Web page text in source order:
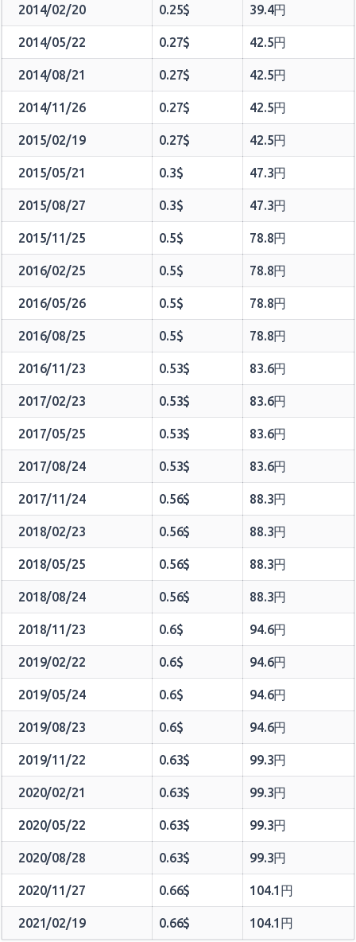
2014/02/20 0.25$ 39.4円
2014/05/22 0.27$ 42.5円
2014/08/21 0.27$ 42.5円
2014/11/26 0.27$ 42.5円
2015/02/19 0.27$ 42.5円
2015/05/21 0.3$ 47.3円
2015/08/27 0.3$ 47.3円
2015/11/25 0.5$ 78.8円
2016/02/25 0.5$ 78.8円
2016/05/26 0.5$ 78.8円
2016/08/25 0.5$ 78.8円
2016/11/23 0.53$ 83.6円
2017/02/23 0.53$ 83.6円
2017/05/25 0.53$ 83.6円
2017/08/24 0.53$ 83.6円
2017/11/24 0.56$ 88.3円
2018/02/23 0.56$ 88.3円
2018/05/25 0.56$ 88.3円
2018/08/24 0.56$ 88.3円
2018/11/23 0.6$ 94.6円
2019/02/22 0.6$ 94.6円
2019/05/24 0.6$ 94.6円
2019/08/23 0.6$ 94.6円
2019/11/22 0.63$ 99.3円
2020/02/21 0.63$ 99.3円
2020/05/22 0.63$ 99.3円
2020/08/28 0.63$ 99.3円
2020/11/27 0.66$ 104.1円
2021/02/19 0.66$ 104.1円